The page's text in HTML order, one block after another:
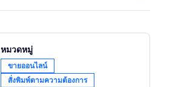
หมวดหมู่
ขายออนไลน์
สั่งพิมพ์ตามความต้องการ